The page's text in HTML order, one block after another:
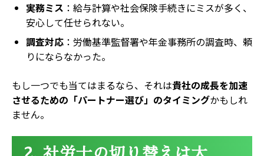
実務ミス ：給与計算や社会保険手続きにミスが多く、
安心して任せられない。
調査対応 ：労働基準監督署や年金事務所の調査時、頼
りにならなかった。
もし一つでも当てはまるなら、それは貴社の成長を加速
させるための「パートナー選び」のタイミングかもしれ
ません。